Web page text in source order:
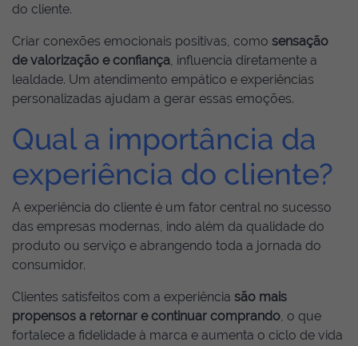
do cliente.
Criar conexões emocionais positivas, como sensação
de valorização e confiança, influencia diretamente a
lealdade. Um atendimento empático e experiências
personalizadas ajudam a gerar essas emoções.
Qual a importância da
experiência do cliente?
A experiência do cliente é um fator central no sucesso
das empresas modernas, indo além da qualidade do
produto ou serviço e abrangendo toda a jornada do
consumidor.
Clientes satisfeitos com a experiência são mais
propensos a retornar e continuar comprando, o que
fortalece a fidelidade à marca e aumenta o ciclo de vida